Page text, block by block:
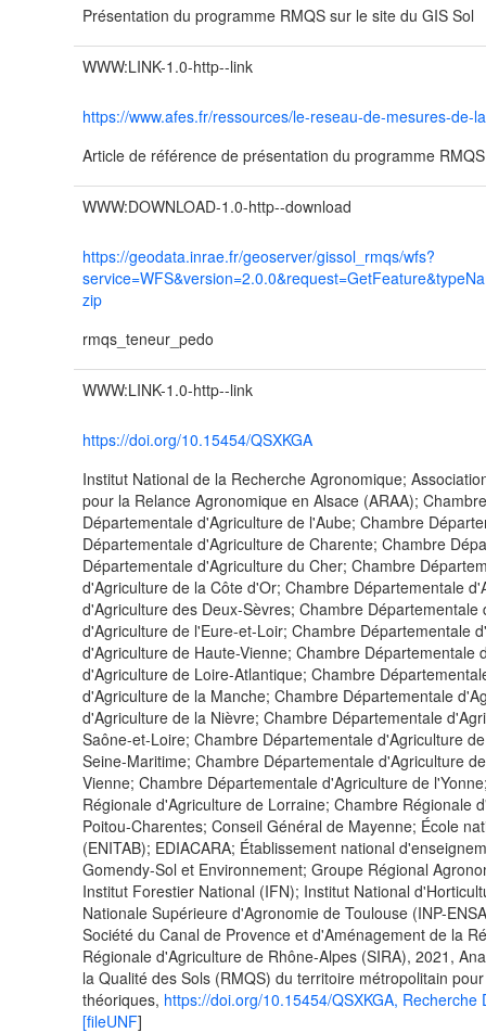
Présentation du programme RMQS sur le site du GIS Sol
WWW:LINK-1.0-http--link
https://www.afes.fr/ressources/le-reseau-de-mesures-de-
Article de référence de présentation du programme
WWW:DOWNLOAD-1.0-http--download
https://geodata.inrae.fr/geoserver/gissol_rmqs/wfs?
zip
rmqs_teneur_pedo
WWW:LINK-1.0-http--link
https://doi.org/10.15454/QSXKGA
Institut National de la Recherche Agronomique;
pour la Relance Agronomique en Alsace (ARAA);
Départementale d'Agriculture de l'Aube; Chambre
Départementale d'Agriculture de Charente; Chambre
Départementale d'Agriculture du Cher; Chambre
d'Agriculture de la Côte d'Or; Chambre Départementale
d'Agriculture des Deux-Sèvres; Chambre
d'Agriculture de l'Eure-et-Loir; Chambre Départementale
d'Agriculture de Haute-Vienne; Chambre
d'Agriculture de Loire-Atlantique; Chambre
d'Agriculture de la Manche; Chambre Départementale
d'Agriculture de la Nièvre; Chambre Départementale
Saône-et-Loire; Chambre Départementale d'Agriculture
Seine-Maritime; Chambre Départementale d'Agriculture
Vienne; Chambre Départementale d'Agriculture de
Régionale d'Agriculture de Lorraine; Chambre Régionale
Poitou-Charentes; Conseil Général de Mayenne; École
(ENITAB); EDIACARA; Établissement national
Gomendy-Sol et Environnement; Groupe Régional
Institut Forestier National (IFN); Institut National
Nationale Supérieure d'Agronomie de Toulouse (INP-
Société du Canal de Provence et d'Aménagement de la
Régionale d'Agriculture de Rhône-Alpes (SIRA), 2021,
la Qualité des Sols (RMQS) du territoire métropolitain
théoriques, https://doi.org/10.15454/QSXKGA,
[fileUNF]